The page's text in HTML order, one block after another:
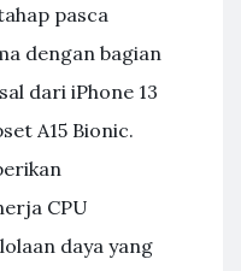
pasca
dengan bagian
dari iPhone 13
A15 Bionic.
CPU
daya yang